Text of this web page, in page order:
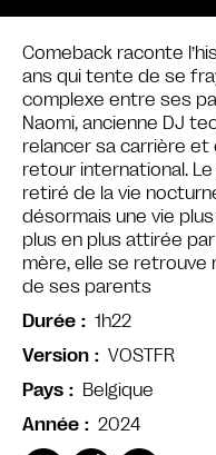
Comeback raconte
ans qui tente de se
complexe entre ses
Naomi, ancienne DJ
relancer sa carrière
retour international. Le
retiré de la vie
désormais une vie
plus en plus attirée
mère, elle se retrouve
de ses parents
Durée
1h22
Version
VOSTFR
Pays
Belgique
Année
2024